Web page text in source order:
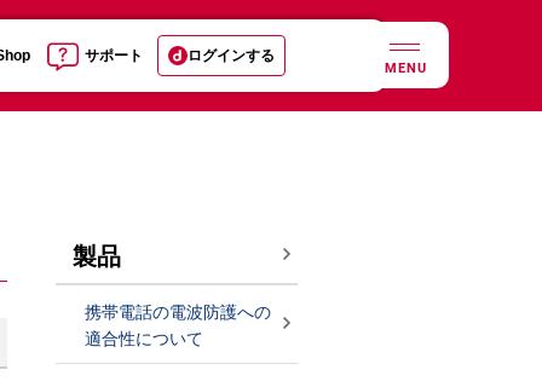
サポート ログインする
MENU
製品
携帯電話の電波防護への
適合性について